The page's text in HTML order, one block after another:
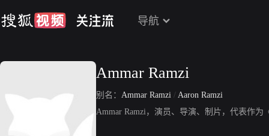
导航
Ammar Ramzi
别名： Ammar Ramzi / Aaron Ramzi
Ammar Ramzi，演员、导演、制片，代表作为